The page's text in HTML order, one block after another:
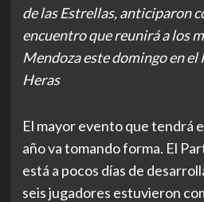
de las Estrellas, anticiparon
encuentro que reunirá a los
Mendoza este domingo en el
Heras
El mayor evento que tendrá
año va tomando forma. El
está a pocos días de
seis jugadores estuvieron